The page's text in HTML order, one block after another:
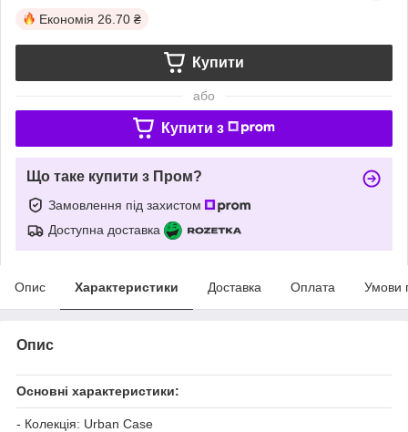
Економія 26.70 ₴
Купити
або
Купити з
Що таке купити з Пром?
Замовлення під захистом
Доступна доставка
Опис Характеристики Доставка Оплата Умови
Опис
Основні характеристики:
- Колекція: Urban Case